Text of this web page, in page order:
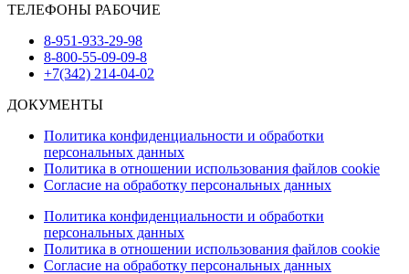
ТЕЛЕФОНЫ РАБОЧИЕ
8-951-933-29-98
8-800-55-09-09-8
+7(342) 214-04-02
ДОКУМЕНТЫ
Политика конфиденциальности и обработки
персональных данных
Политика в отношении использования файлов cookie
Согласие на обработку персональных данных
Политика конфиденциальности и обработки
персональных данных
Политика в отношении использования файлов cookie
Согласие на обработку персональных данных